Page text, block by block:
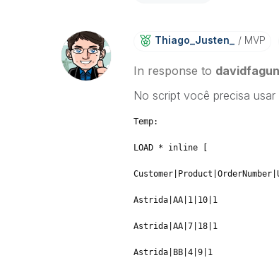
Thiago_Justen_ MVP
In response to
No script você precisa
Temp:
LOAD * inline [
Astrida|AA|1|10|1
Astrida|AA|7|18|1
Astrida|BB|4|9|1